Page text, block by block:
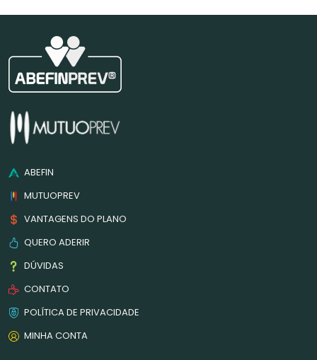
ABEFIN
MUTUOPREV
VANTAGENS DO PLANO
QUERO ADERIR
DÚVIDAS
CONTATO
POLÍTICA DE PRIVACIDADE
MINHA CONTA